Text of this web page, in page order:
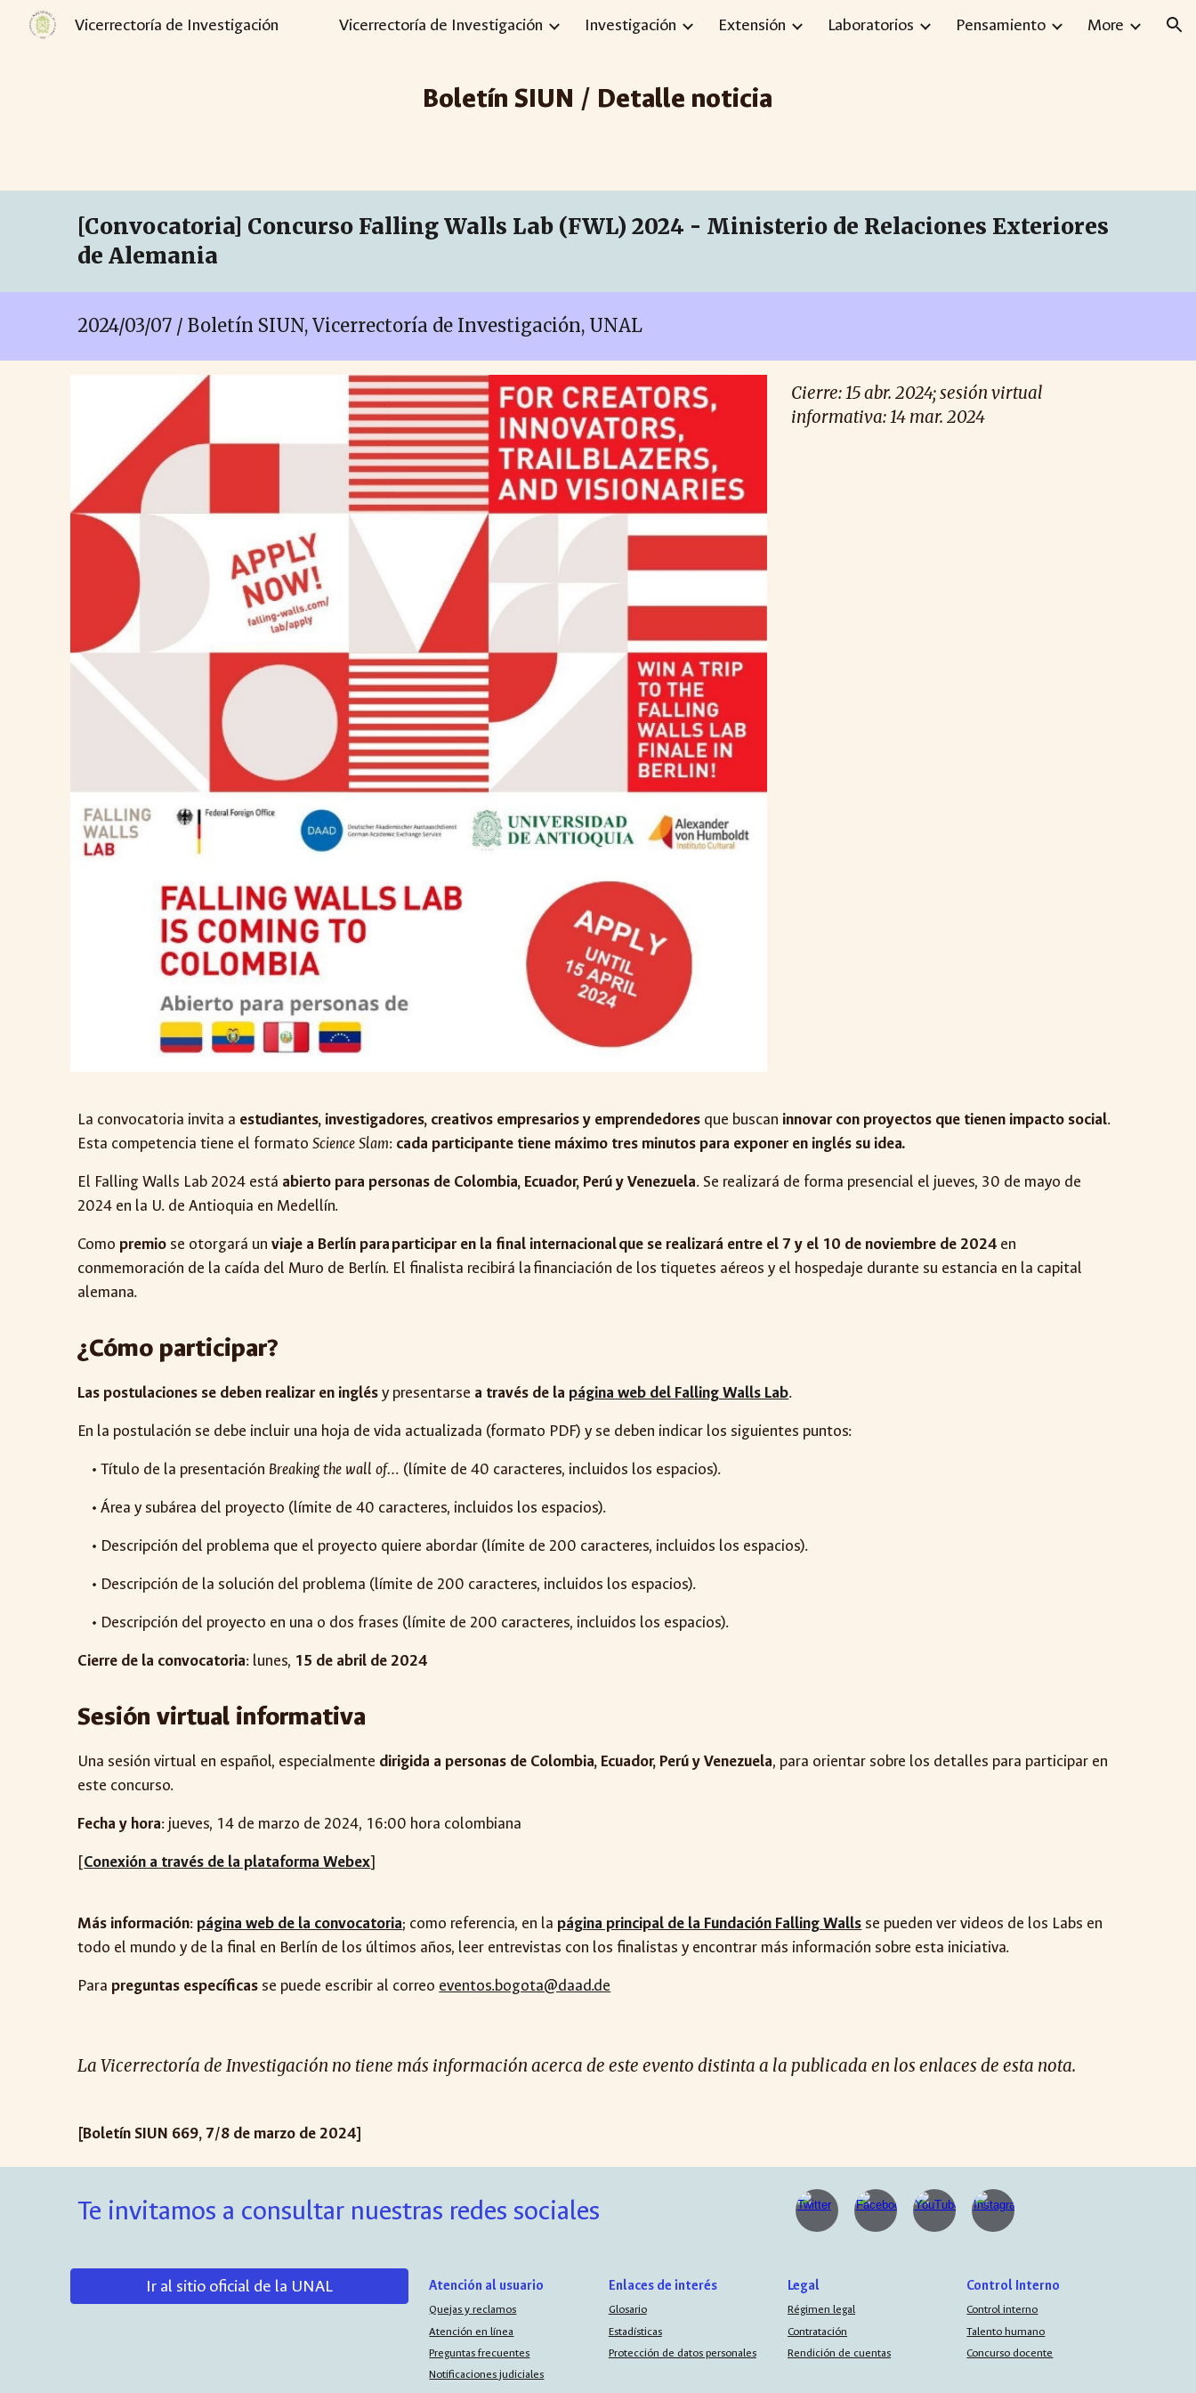
Skip to main content Skip to navigation
Vicerrectoría de Investigación Vicerrectoría de Investigación Investigación Extensión Laboratorios Pensamiento More
Boletín SIUN / Detalle noticia
[Convocatoria] Concurso Falling Walls Lab (FWL) 2024 - Ministerio de Relaciones Exteriores
de Alemania
2024/03/07 / Boletín SIUN, Vicerrectoría de Investigación, UNAL
Cierre: 15abr. 2024; sesión virtual
informativa: 14 mar. 2024
La convocatoria invita a estudiantes, investigadores, creativos empresarios y emprendedores que buscaninnovar con proyectos que tienen impacto social.
Esta competencia tiene el formatoScience Slam: cada participante tiene máximo tres minutos para exponer en inglés su idea.
El Falling Walls Lab 2024 está abierto para personas de Colombia, Ecuador, Perú y Venezuela. Se realizará de forma presencial el jueves, 30 de mayo de
2024 en la U. de Antioquia en Medellín.
Como premio se otorgará unviaje a Berlín para participar en la final internacional que se realizará entre el 7 y el 10 de noviembre de 2024 en
conmemoración de la caída del Muro de Berlín. El finalista recibirá la financiación de los tiquetes aéreos y el hospedaje durante su estancia en la capital
alemana.
¿Cómo participar?
Las postulaciones se deben realizar en inglésy presentarse a través de la página web del Falling Walls Lab.
En la postulación se debe incluir una hoja de vida actualizada (formato PDF) y se deben indicar los siguientes puntos:
• Título de la presentación Breaking the wall of… (límite de 40 caracteres, incluidos los espacios).
• Área y subárea del proyecto (límite de 40 caracteres, incluidos los espacios).
• Descripción del problema que el proyecto quiere abordar (límite de 200 caracteres, incluidos los espacios).
• Descripción de la solución del problema (límite de 200 caracteres, incluidos los espacios).
• Descripción del proyecto en una o dos frases (límite de 200 caracteres, incluidos los espacios).
Cierre de la convocatoria: lunes, 15 de abril de 2024
Sesión virtual informativa
Una sesión virtual en español, especialmente dirigida a personas de Colombia, Ecuador, Perú y Venezuela, para orientar sobre los detalles para participar en
este concurso.
Fecha y hora: jueves, 14 de marzo de 2024, 16:00 hora colombiana
[Conexión a través de la plataforma Webex]
Más información: página web de la convocatoria; como referencia, en la página principal de la Fundación Falling Walls se pueden ver videos de los Labs en
todo el mundo y de la final en Berlín de los últimos años, leer entrevistas con los finalistas y encontrar más información sobre esta iniciativa.
Para preguntas específicas se puede escribir al correo eventos.bogota@daad.de
La Vicerrectoría de Investigación no tiene más información acerca de este evento distinta a la publicada en los enlaces de esta nota.
[Boletín SIUN 669, 7/8 de marzo de 2024]
Te invitamos a consultar nuestras redes sociales
Ir al sitio oficial de la UNAL Atención al usuario
Quejas y reclamos
Atención en línea
Preguntas frecuentes
Notificaciones judiciales
Enlaces de interés
Glosario
Estadísticas
Protección de datos personales
Legal
Régimen legal
Contratación
Rendición de cuentas
Control Interno
Control interno
Talento humano
Concurso docente